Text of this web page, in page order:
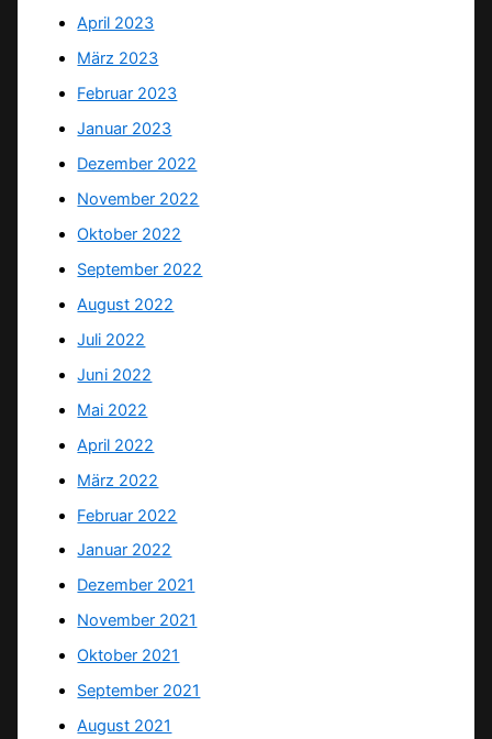
April 2023
März 2023
Februar 2023
Januar 2023
Dezember 2022
November 2022
Oktober 2022
September 2022
August 2022
Juli 2022
Juni 2022
Mai 2022
April 2022
März 2022
Februar 2022
Januar 2022
Dezember 2021
November 2021
Oktober 2021
September 2021
August 2021